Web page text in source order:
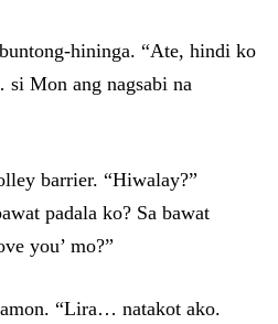
hininga. “Ate, hindi ko
Mon ang nagsabi na
barrier. “Hiwalay?”
padala ko? Sa bawat
you’ mo?”
“Lira… natakot ako.